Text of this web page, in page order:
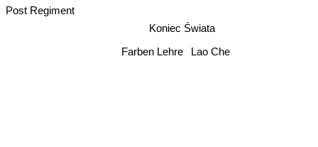
Koniec Świata
Farben Lehre Lao Che
Post Regiment